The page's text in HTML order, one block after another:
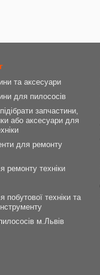
та аксесуари
для пилососів
запчастини,
або аксесуари для
для ремонту
ремонту техніки
побутової техніки та
м.Львів